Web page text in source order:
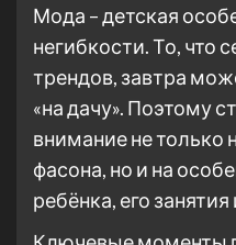
Мода – детская
негибкости. То, что
трендов, завтра
«на дачу». Поэтому
внимание не только
фасона, но и на
ребёнка, его